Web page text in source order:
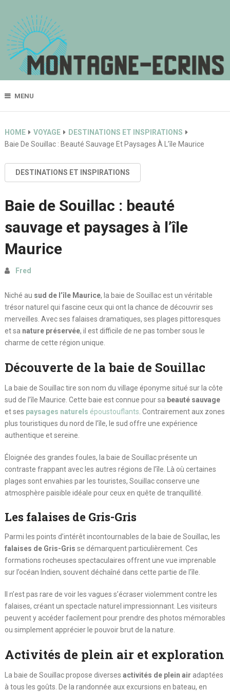
MENU
HOME VOYAGE
DESTINATIONS ET INSPIRATIONS
Baie De Souillac : Beauté Sauvage Et Paysages À L’île Maurice
DESTINATIONS ET INSPIRATIONS
Baie de Souillac : beauté
sauvage et paysages à l’île
Maurice
Fred
Niché au sud de l’île Maurice, la baie de Souillac est un véritable
trésor naturel qui fascine ceux qui ont la chance de découvrir ses
merveilles. Avec ses falaises dramatiques, ses plages pittoresques
et sa nature préservée, il est difficile de ne pas tomber sous le
charme de cette région unique.
Découverte de la baie de Souillac
La baie de Souillac tire son nom du village éponyme situé sur la côte
sud de l’île Maurice. Cette baie est connue pour sa beauté sauvage
et ses paysages naturels époustouflants. Contrairement aux zones
plus touristiques du nord de l’île, le sud offre une expérience
authentique et sereine.
Éloignée des grandes foules, la baie de Souillac présente un
contraste frappant avec les autres régions de l’île. Là où certaines
plages sont envahies par les touristes, Souillac conserve une
atmosphère paisible idéale pour ceux en quête de tranquillité.
Les falaises de Gris-Gris
Parmi les points d’intérêt incontournables de la baie de Souillac, les
falaises de Gris-Gris se démarquent particulièrement. Ces
formations rocheuses spectaculaires offrent une vue imprenable
sur l’océan Indien, souvent déchaîné dans cette partie de l’île.
Il n’est pas rare de voir les vagues s’écraser violemment contre les
falaises, créant un spectacle naturel impressionnant. Les visiteurs
peuvent y accéder facilement pour prendre des photos mémorables
ou simplement apprécier le pouvoir brut de la nature.
Activités de plein air et exploration
La baie de Souillac propose diverses activités de plein air adaptées
à tous les goûts. De la randonnée aux excursions en bateau, en